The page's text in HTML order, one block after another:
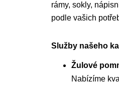
rámy, sokly,
podle vašich
Služby našeho
Žulové
Nabízíme